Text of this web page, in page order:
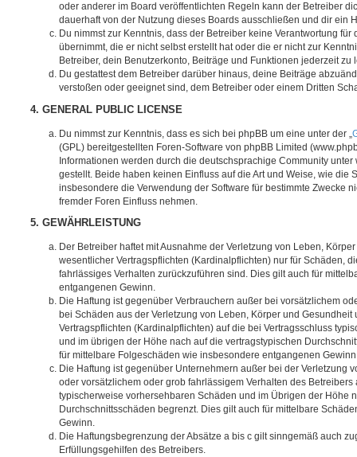
oder anderer im Board veröffentlichten Regeln kann der Betreiber
dauerhaft von der Nutzung dieses Boards ausschließen und dir ein
Du nimmst zur Kenntnis, dass der Betreiber keine Verantwortung für
übernimmt, die er nicht selbst erstellt hat oder die er nicht zur
Betreiber, dein Benutzerkonto, Beiträge und Funktionen jederzeit zu
Du gestattest dem Betreiber darüber hinaus, deine Beiträge
verstoßen oder geeignet sind, dem Betreiber oder einem Dritten
4. GENERAL PUBLIC LICENSE
Du nimmst zur Kenntnis, dass es sich bei phpBB um eine unter der „
(GPL) bereitgestellten Foren-Software von phpBB Limited
Informationen werden durch die deutschsprachige Community unter
gestellt. Beide haben keinen Einfluss auf die Art und Weise, wie die
insbesondere die Verwendung der Software für bestimmte Zwecke
fremder Foren Einfluss nehmen.
5. GEWÄHRLEISTUNG
Der Betreiber haftet mit Ausnahme der Verletzung von Leben,
wesentlicher Vertragspflichten (Kardinalpflichten) nur für Schäden,
fahrlässiges Verhalten zurückzuführen sind. Dies gilt auch für
entgangenen Gewinn.
Die Haftung ist gegenüber Verbrauchern außer bei vorsätzlichem
bei Schäden aus der Verletzung von Leben, Körper und
Vertragspflichten (Kardinalpflichten) auf die bei Vertragsschluss
und im übrigen der Höhe nach auf die vertragstypischen
für mittelbare Folgeschäden wie insbesondere entgangenen
Die Haftung ist gegenüber Unternehmern außer bei der Verletzung
oder vorsätzlichem oder grob fahrlässigem Verhalten des Betreibers
typischerweise vorhersehbaren Schäden und im Übrigen der Höhe
Durchschnittsschäden begrenzt. Dies gilt auch für mittelbare
Gewinn.
Die Haftungsbegrenzung der Absätze a bis c gilt sinngemäß auch
Erfüllungsgehilfen des Betreibers.